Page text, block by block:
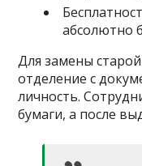
абсолютно
Для замены
отделение с
личность.
бумаги, а после